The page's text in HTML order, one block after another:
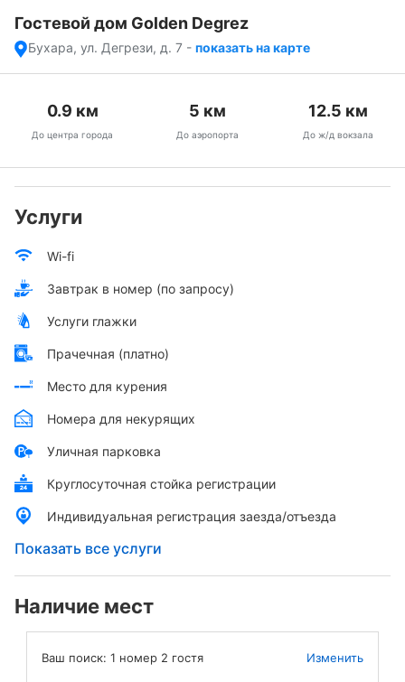
Гостевой дом Golden Degrez
Бухара, ул. Дегрези, д. 7 - показать на карте
0.9 км
До центра города
5 км
До аэропорта
12.5 км
До ж/д вокзала
Услуги
Wi-fi
Завтрак в номер (по запросу)
Услуги глажки
Прачечная (платно)
Место для курения
Номера для некурящих
Уличная парковка
Круглосуточная стойка регистрации
Индивидуальная регистрация заезда/отъезда
Показать все услуги
Наличие мест
Ваш поиск: 1 номер 2 гостя Изменить